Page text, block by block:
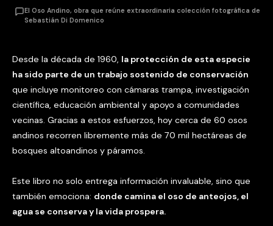
El Oso Andino, obra que reúne extraordinaria colección fotográfica de
Sebastián Di Domenico
Desde la década de 1960, la protección de esta especie
ha sido parte de un trabajo sostenido de conservación
que incluye monitoreo con cámaras trampa, investigación
científica, educación ambiental y apoyo a comunidades
vecinas. Gracias a estos esfuerzos, hoy cerca de 60 osos
andinos recorren libremente más de 70 mil hectáreas de
bosques altoandinos y páramos.
Este libro no solo entrega información invaluable, sino que
también emociona: donde camina el oso de anteojos, el
agua se conserva y la vida prospera.